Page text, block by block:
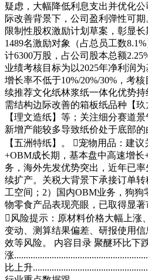
疑虑，大幅降低利息支出并优化
际改善背景下，公司盈利弹性可
限制性股权激励计划草案，彰显
1489名激励对象（占总员工数
计6300万股，占公司股本总额
业绩考核目标为以2025年净利润为
增长率不低于10%/20%/30%，考
续推荐文化纸林浆纸一体化优势
需结构边际改善的箱板纸品种【玖
【理文造纸】等；关注细分赛道
新增产能较多导致纸价处于底部的
【五洲特纸】。 宠物用品：建
+OBM成长期，基本盘中高速增长
务，海外先发优势突出，近年已
续扩产。关税大背景下承接订单
工空间；2）国内OBM业务，狗
物零食产品表现亮眼，已取得显著
风险提示：原材料价格大幅上涨
变动、测算结果偏差、研报使用
效等风险。 内容目录 聚醚环比下
涨
比上升